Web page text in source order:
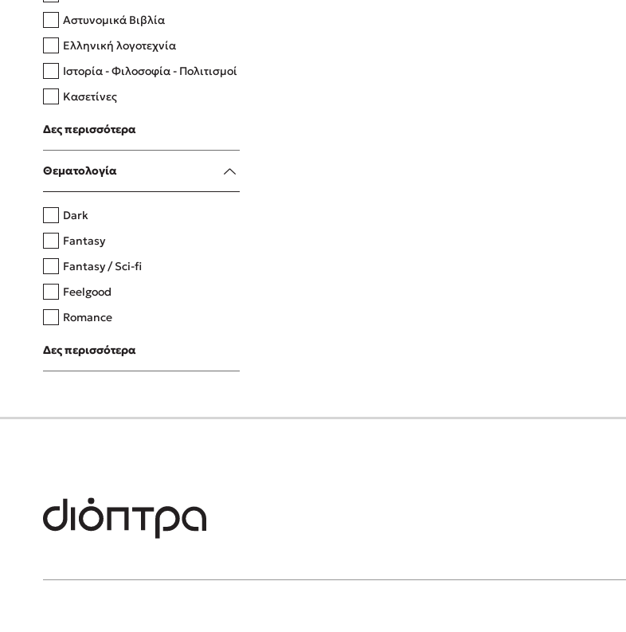
Δανάη Δεληγεώργη
Πάνω, κάτω, μπροστά, πίσω
Η μέθοδος Αφήστε τους
Αστυνομικά Βιβλία
Ελληνική λογοτεχνία
Ιστορία - Φιλοσοφία - Πολιτισμοί
Κασετίνες
Λευκώματα - Έγχρωμοι οδηγοί
Μαγειρική
Δες περισσότερα
Θεματολογία
Dark
Fantasy
Fantasy / Sci-fi
Feelgood
Romance
Upmarket
Young Adult
Δες περισσότερα